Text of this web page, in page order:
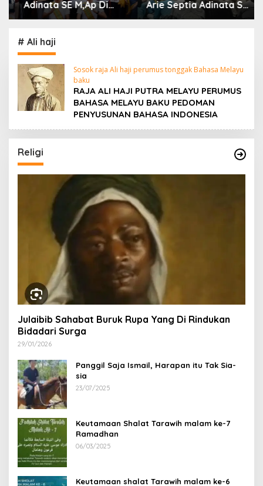
Adinata SE M,Ap Di
dampingi Wakil Bupati
Buka Raflesia Kemumu
Festival
Arie Septia Adinata SE,
MAp Sambut
# Ali haji
Sosok raja Ali haji perumus tonggak Bahasa Melayu
baku
RAJA ALI HAJI PUTRA MELAYU PERUMUS
BAHASA MELAYU BAKU PEDOMAN
PENYUSUNAN BAHASA INDONESIA
Religi
Julaibib Sahabat Buruk Rupa Yang Di Rindukan
Bidadari Surga
29/01/2026
Panggil Saja Ismail, Harapan itu Tak Sia-
sia
23/07/2025
Keutamaan Shalat Tarawih malam ke-7
Ramadhan
06/03/2025
Keutamaan shalat Tarawih malam ke-6